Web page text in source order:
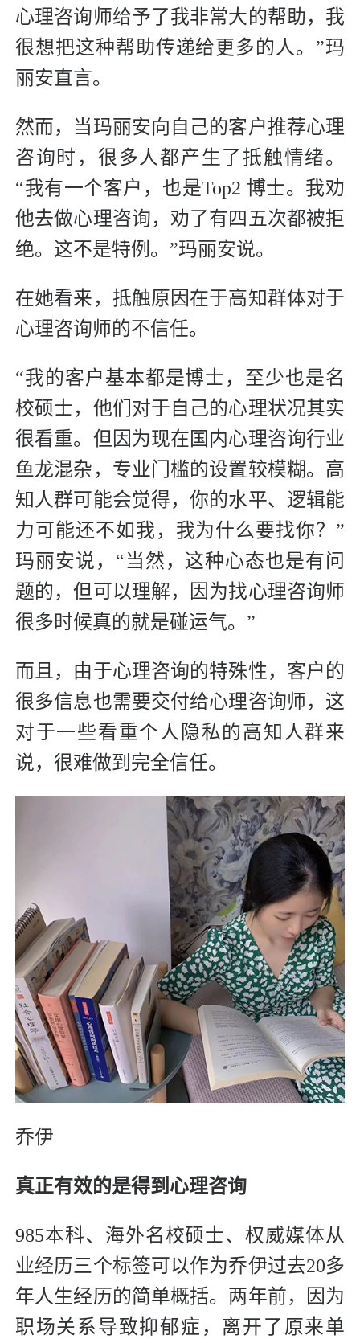
心理咨询师给予了我非常大的帮助，我
很想把这种帮助传递给更多的人。”玛
丽安直言。
然而，当玛丽安向自己的客户推荐心理
咨询时，很多人都产生了抵触情绪。
“我有一个客户，也是Top2 博士。我劝
他去做心理咨询，劝了有四五次都被拒
绝。这不是特例。”玛丽安说。
在她看来，抵触原因在于高知群体对于
心理咨询师的不信任。
“我的客户基本都是博士，至少也是名
校硕士，他们对于自己的心理状况其实
很看重。但因为现在国内心理咨询行业
鱼龙混杂，专业门槛的设置较模糊。高
知人群可能会觉得，你的水平、逻辑能
力可能还不如我，我为什么要找你？”
玛丽安说，“当然，这种心态也是有问
题的，但可以理解，因为找心理咨询师
很多时候真的就是碰运气。”
而且，由于心理咨询的特殊性，客户的
很多信息也需要交付给心理咨询师，这
对于一些看重个人隐私的高知人群来
说，很难做到完全信任。
乔伊
真正有效的是得到心理咨询
985本科、海外名校硕士、权威媒体从
业经历三个标签可以作为乔伊过去20多
年人生经历的简单概括。两年前，因为
职场关系导致抑郁症，离开了原来单